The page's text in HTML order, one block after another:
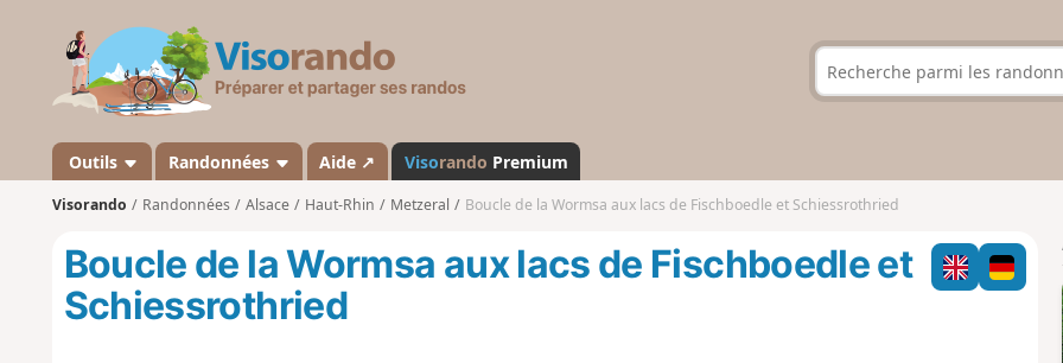
s
a
n
d
Outils Randonnées Aide ↗ Visorando Premium
Visorando Randonnées Alsace Haut-Rhin Metzeral Boucle de la Wormsa aux lacs de Fischboedle et Schiessrothried
Boucle de la Wormsa aux lacs de Fischboedle et
Schiessrothried